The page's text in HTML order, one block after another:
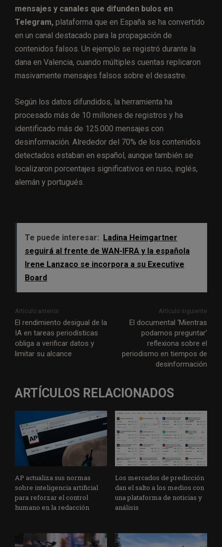
mensajes y canales que difunden bulos en
Telegram, plataforma que en España se ha convertido
en un canal destacado para la propagación de
contenidos falsos. Un ejemplo se registró durante la
dana en Valencia, cuando múltiples cuentas replicaron
masivamente mensajes falsos sobre el desastre.
Según los datos difundidos, la herramienta ha
procesado más de 10 millones de registros y ha
identificado más de 125.000 mensajes con
desinformación. Alrededor del 70% de los contenidos
detectados estaban en español, aunque también se
localizaron porcentajes significativos en ruso, inglés,
alemán y portugués.
Te puede interesar: Ladina Heimgartner
seguirá al frente de WAN-IFRA y la española
Irene Lanzaco se incorpora a su Executive
Board
Artículo anterior
El rendimiento desigual de la
IA en tareas periodísticas
obliga a verificar datos y
limitar su alcance
Artículo siguiente
El documental ‘Mientras
podamos preguntar’
reflexiona sobre el
periodismo en tiempos de
desinformación
ARTÍCULOS RELACIONADOS
AP actualiza sus normas
sobre inteligencia artificial
para reforzar el control
humano en la redacción
Los mercados de predicción
dan el salto a los medios con
una plataforma de noticias y
análisis